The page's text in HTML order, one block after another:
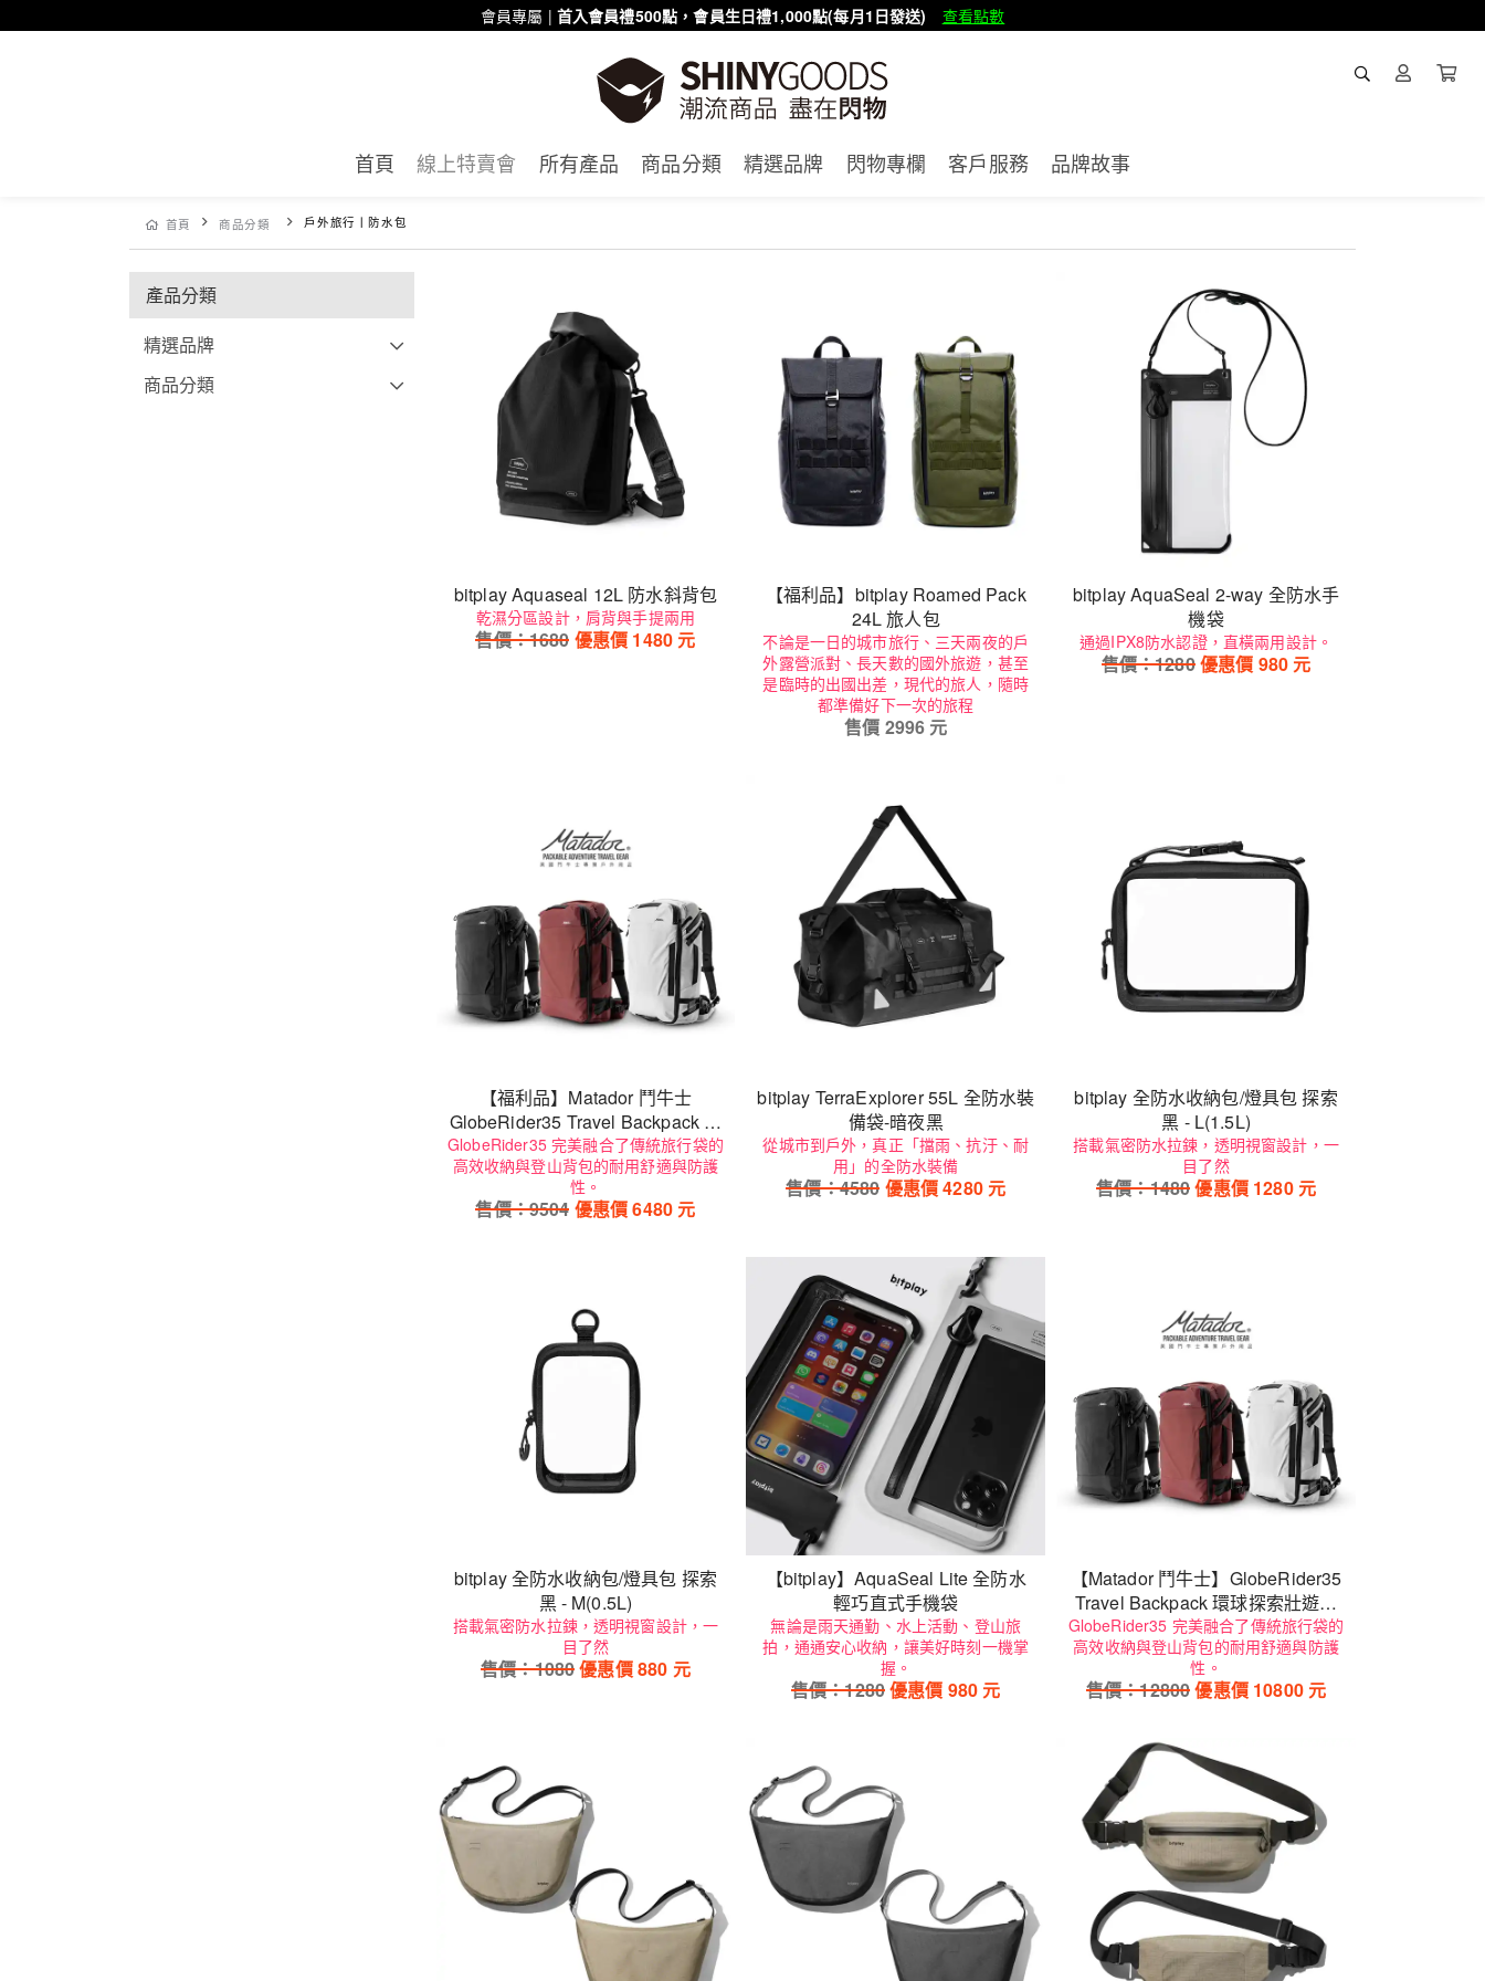
會員專屬 | 首入會員禮500點，會員生日禮1,000點(每月1日發送) 查看點數
首頁 線上特賣會 所有產品 商品分類 精選品牌 閃物專欄 客戶服務 品牌故事
首頁 商品分類 戶外旅行丨防水包
產品分類
精選品牌
商品分類
bitplay Aquaseal 12L 防水斜背包
乾濕分區設計，肩背與手提兩用
售價：1680 優惠價 1480 元
【福利品】bitplay Roamed Pack
24L 旅人包
不論是一日的城市旅行、三天兩夜的戶
外露營派對、長天數的國外旅遊，甚至
是臨時的出國出差，現代的旅人，隨時
都準備好下一次的旅程
售價 2996 元
bitplay AquaSeal 2-way 全防水手
機袋
通過IPX8防水認證，直橫兩用設計。
售價：1280優惠價 980 元
【福利品】Matador 鬥牛士
GlobeRider35 Travel Backpack 環
球探索壯遊背包35L
GlobeRider35 完美融合了傳統旅行袋的
高效收納與登山背包的耐用舒適與防護
性。
售價：9504 優惠價6480 元
bitplay TerraExplorer 55L 全防水裝
備袋-暗夜黑
從城市到戶外，真正「擋雨、抗汙、耐
用」的全防水裝備
售價：4580 優惠價4280元
bitplay 全防水收納包/燈具包 探索
黑 - L(1.5L)
搭載氣密防水拉鍊，透明視窗設計，一
目了然
售價：1480優惠價 1280元
bitplay 全防水收納包/燈具包 探索
黑 - M(0.5L)
搭載氣密防水拉鍊，透明視窗設計，一
目了然
售價：1080優惠價880 元
【bitplay】AquaSeal Lite 全防水
輕巧直式手機袋
無論是雨天通勤、水上活動、登山旅
拍，通通安心收納，讓美好時刻一機掌
握。
售價：1280優惠價 980 元
【Matador 鬥牛士】GlobeRider35
Travel Backpack 環球探索壯遊背
包35L
GlobeRider35 完美融合了傳統旅行袋的
高效收納與登山背包的耐用舒適與防護
性。
售價：12800優惠價 10800元